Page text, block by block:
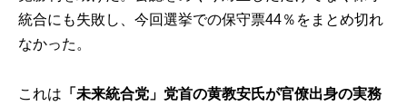
統合にも失敗し、今回選挙での保守票44％をまとめ切れ
なかった。
これは 「未来統合党」党首の黄教安氏が官僚出身の実務